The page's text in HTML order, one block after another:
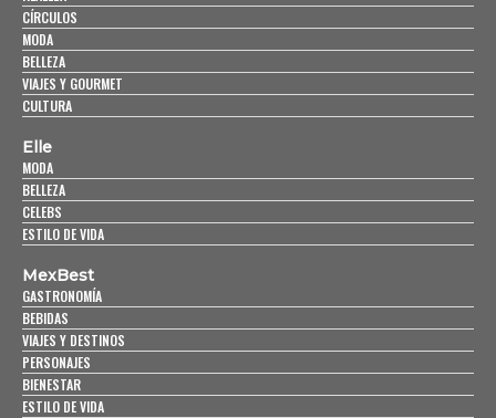
CÍRCULOS
MODA
BELLEZA
VIAJES Y GOURMET
CULTURA
Elle
MODA
BELLEZA
CELEBS
ESTILO DE VIDA
MexBest
GASTRONOMÍA
BEBIDAS
VIAJES Y DESTINOS
PERSONAJES
BIENESTAR
ESTILO DE VIDA